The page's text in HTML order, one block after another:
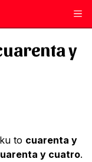
y
to cuarenta y
y cuatro.